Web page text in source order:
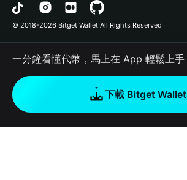
工作機會
DApp
RWA
如何購買加密貨幣
批次轉帳
Bitcoin
Polygon
用戶使用協議
© 2018-2026 Bitget Wallet All Rights Reserved
一分鐘看懂代幣，馬上在 App 輕鬆上手
下載 Bitget Wallet